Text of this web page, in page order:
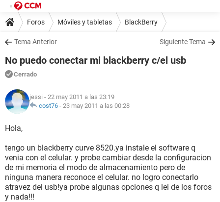
Foros Móviles y tabletas BlackBerry
Tema Anterior Siguiente Tema
No puedo conectar mi blackberry c/el usb
Cerrado
jessi - 22 may 2011 a las 23:19
cost76 - 23 may 2011 a las 00:28
Hola,
tengo un blackberry curve 8520.ya instale el software q
venia con el celular. y probe cambiar desde la configuracion
de mi memoria el modo de almacenamiento pero de
ninguna manera reconoce el celular. no logro conectarlo
atravez del usb!ya probe algunas opciones q lei de los foros
y nada!!!